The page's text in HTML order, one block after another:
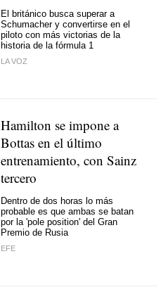
El británico busca superar a
Schumacher y convertirse en el
piloto con más victorias de la
historia de la fórmula 1
LA VOZ
Hamilton se impone a
Bottas en el último
entrenamiento, con Sainz
tercero
Dentro de dos horas lo más
probable es que ambas se batan
por la 'pole position' del Gran
Premio de Rusia
EFE